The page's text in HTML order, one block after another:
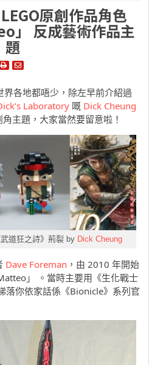
原創作品角色
」 反成藝術作品主
題
界各地都唔少，除左早前介紹過
Laboratory 嘅 Dick Cheung
主題，大家當然要留意啦！
道狂之詩》荊裂 by Dick Cheung
Dave Foreman ，由 2010 年開始
」 。當時主要用《生化戰士
落你依家話係《Bionicle》系列官